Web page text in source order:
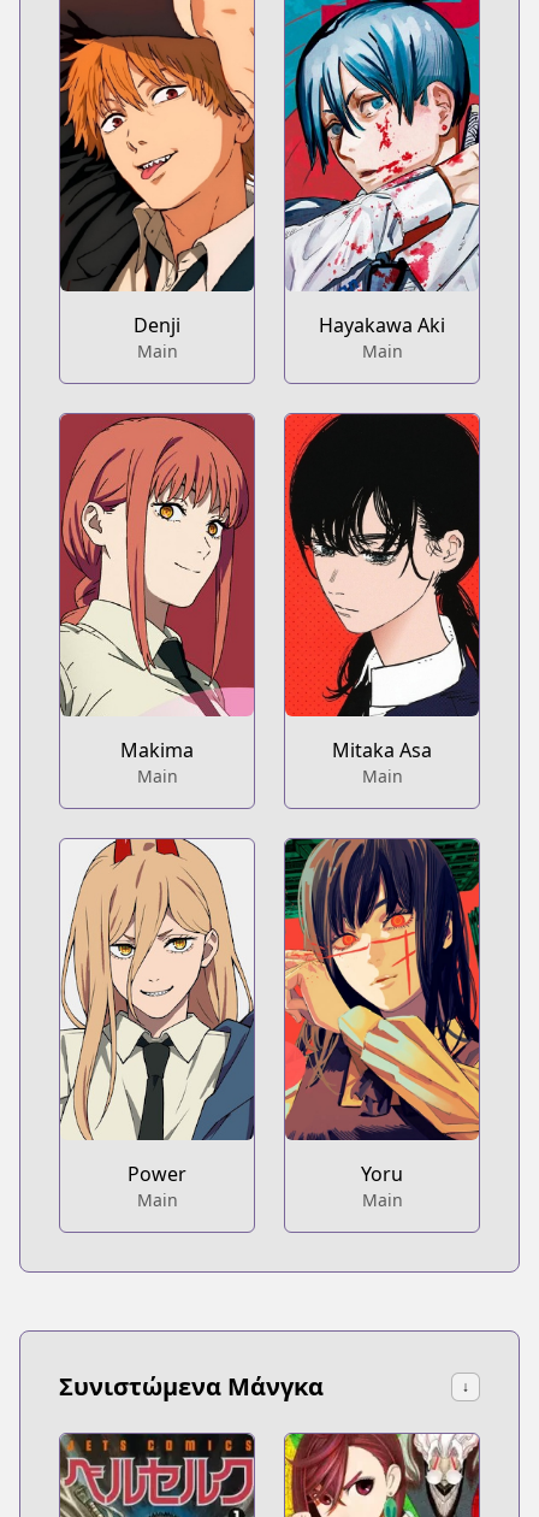
Denji
Main
Hayakawa Aki
Main
Makima
Main
Mitaka Asa
Main
Power
Main
Yoru
Main
Συνιστώμενα Μάνγκα ↓